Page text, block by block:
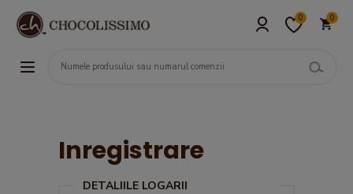
0 0
Inregistrare
DETALIILE LOGARII